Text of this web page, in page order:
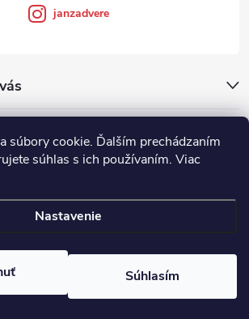
súbory cookie. Ďalším prechádzaním
súhlas s ich používaním. Viac
Nastavenie
Súhlasím
janzadvere
. Všetky práva vyhradené.